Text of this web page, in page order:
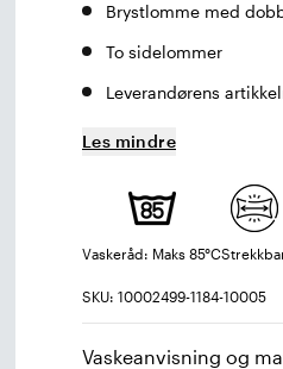
Brystlomme med
To sidelommer
Leverandørens
Les mindre
Vaskeråd: Maks 85°C
SKU: 10002499-1184-10005
Vaskeanvisning og